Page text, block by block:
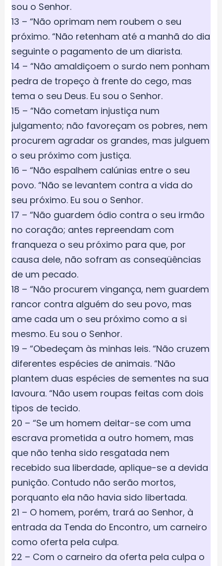
sou o Senhor.
13 – “Não oprimam nem roubem o seu
próximo. “Não retenham até a manhã do dia
seguinte o pagamento de um diarista.
14 – “Não amaldiçoem o surdo nem ponham
pedra de tropeço à frente do cego, mas
tema o seu Deus. Eu sou o Senhor.
15 – “Não cometam injustiça num
julgamento; não favoreçam os pobres, nem
procurem agradar os grandes, mas julguem
o seu próximo com justiça.
16 – “Não espalhem calúnias entre o seu
povo. “Não se levantem contra a vida do
seu próximo. Eu sou o Senhor.
17 – “Não guardem ódio contra o seu irmão
no coração; antes repreendam com
franqueza o seu próximo para que, por
causa dele, não sofram as conseqüências
de um pecado.
18 – “Não procurem vingança, nem guardem
rancor contra alguém do seu povo, mas
ame cada um o seu próximo como a si
mesmo. Eu sou o Senhor.
19 – “Obedeçam às minhas leis. “Não cruzem
diferentes espécies de animais. “Não
plantem duas espécies de sementes na sua
lavoura. “Não usem roupas feitas com dois
tipos de tecido.
20 – “Se um homem deitar-se com uma
escrava prometida a outro homem, mas
que não tenha sido resgatada nem
recebido sua liberdade, aplique-se a devida
punição. Contudo não serão mortos,
porquanto ela não havia sido libertada.
21 – O homem, porém, trará ao Senhor, à
entrada da Tenda do Encontro, um carneiro
como oferta pela culpa.
22 – Com o carneiro da oferta pela culpa o